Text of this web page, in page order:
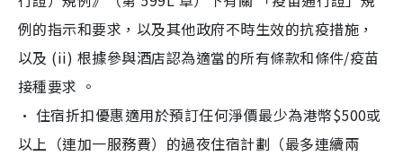
例的指示和要求，以及其他政府不時生效的抗疫措施，
以及 (ii) 根據參與酒店認為適當的所有條款和條件/疫苗
接種要求 。
• 住宿折扣優惠適用於預訂任何淨價最少為港幣$500或
以上（連加一服務費）的過夜住宿計劃（最多連續兩